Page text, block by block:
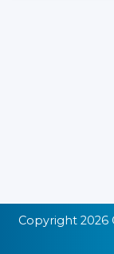
Copyright 2026